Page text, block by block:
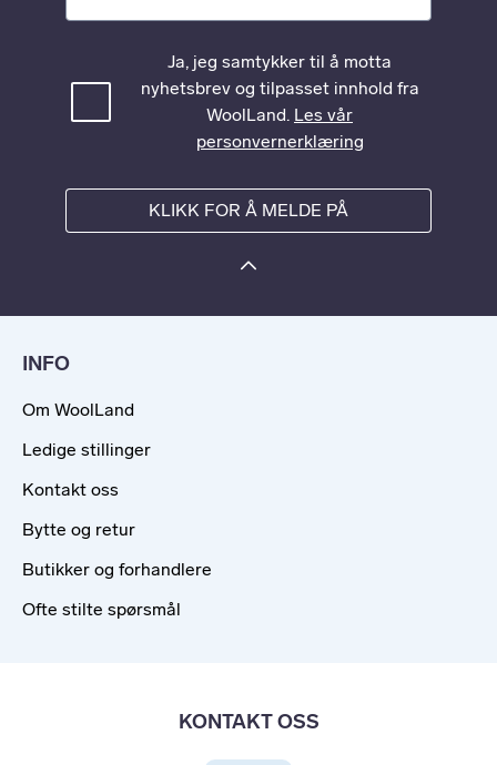
Ja, jeg samtykker til å motta
nyhetsbrev og tilpasset innhold fra
WoolLand. Les vår
personvernerklæring
KLIKK FOR Å MELDE PÅ
INFO
Om WoolLand
Ledige stillinger
Kontakt oss
Bytte og retur
Butikker og forhandlere
Ofte stilte spørsmål
KONTAKT OSS